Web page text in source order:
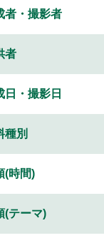
者・撮影者
者
日・撮影日
種別
(時間)
(テーマ)